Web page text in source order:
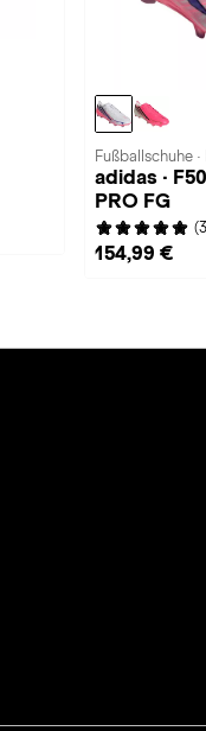
Fußballschuhe
adidas ·
PRO FG
154,99 €